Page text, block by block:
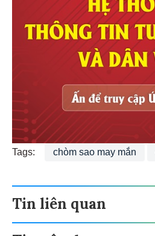
Tags: chòm sao may mắn
Tin liên quan